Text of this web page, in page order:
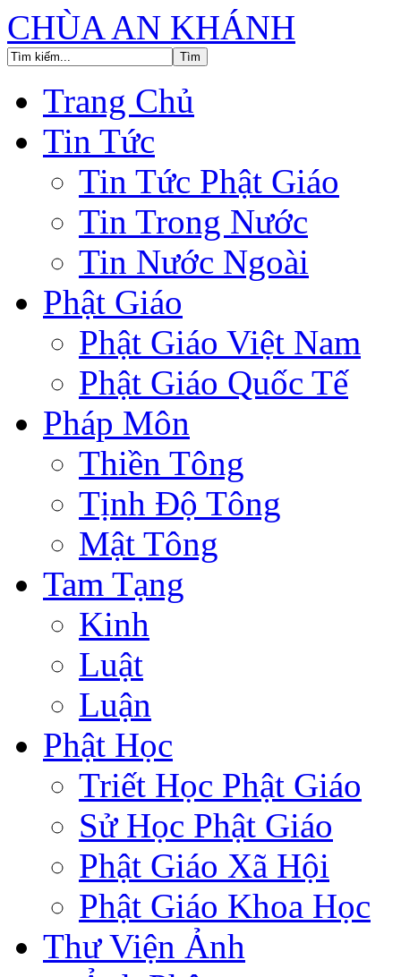
CHÙA AN KHÁNH
Trang Chủ
Tin Tức
Tin Tức Phật Giáo
Tin Trong Nước
Tin Nước Ngoài
Phật Giáo
Phật Giáo Việt Nam
Phật Giáo Quốc Tế
Pháp Môn
Thiền Tông
Tịnh Độ Tông
Mật Tông
Tam Tạng
Kinh
Luật
Luận
Phật Học
Triết Học Phật Giáo
Sử Học Phật Giáo
Phật Giáo Xã Hội
Phật Giáo Khoa Học
Thư Viện Ảnh